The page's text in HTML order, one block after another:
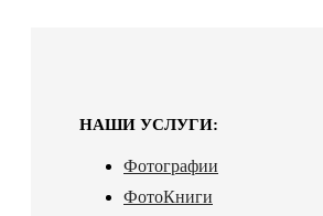
НАШИ УСЛУГИ:
Фотографии
ФотоКниги